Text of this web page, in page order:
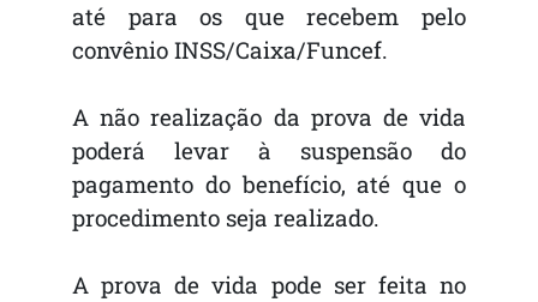
até para os que recebem pelo
convênio INSS/Caixa/Funcef.
A não realização da prova de vida
poderá levar à suspensão do
pagamento do benefício, até que o
procedimento seja realizado.
A prova de vida pode ser feita no